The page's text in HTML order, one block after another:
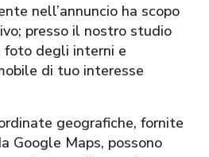
nell’annuncio ha scopo
presso il nostro studio
degli interni e
di tuo interesse
geografiche, fornite
Google Maps, possono